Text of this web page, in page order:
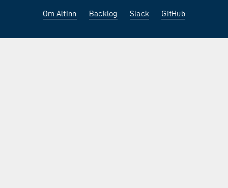
Om Altinn Backlog Slack GitHub